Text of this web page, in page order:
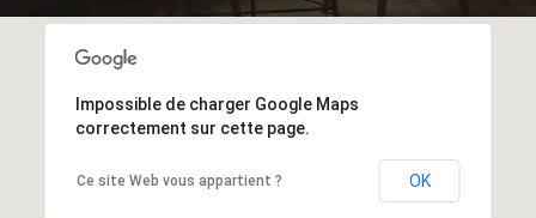
Impossible de charger Google Maps
correctement sur cette page.
Ce site Web vous appartient ? OK